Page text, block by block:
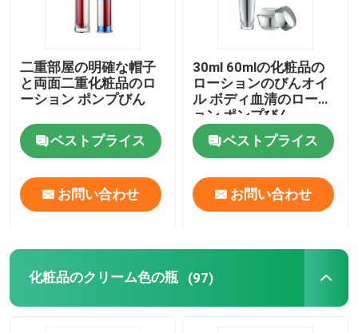
二重部屋の明確な帽子
と両面二重化粧品のロ
ーション ポンプびん
ベストプライス
お問い合わせ
30ml 60mlの化粧品の
ローションのびんオイ
ル ボディ血清のローシ
ョン ポンプびん
ベストプライス
お問い合わせ
化粧品のクリーム色の瓶 (97)